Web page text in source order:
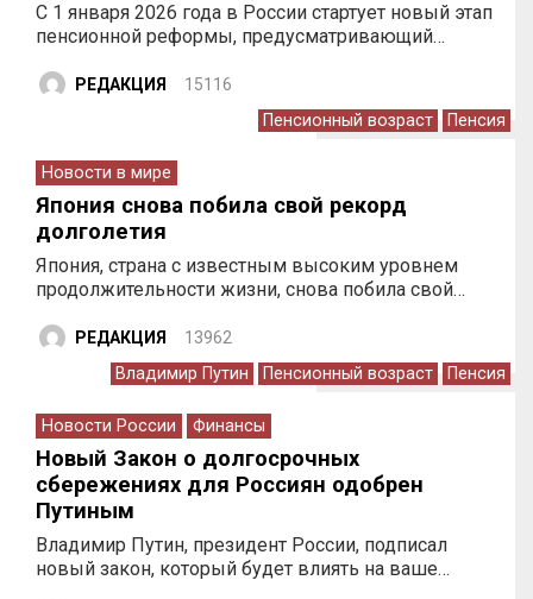
С 1 января 2026 года в России стартует новый этап
пенсионной реформы, предусматривающий…
РЕДАКЦИЯ 15116
Пенсионный возраст Пенсия
Новости в мире
Япония снова побила свой рекорд
долголетия
Япония, страна с известным высоким уровнем
продолжительности жизни, снова побила свой…
РЕДАКЦИЯ 13962
Владимир Путин Пенсионный возраст Пенсия
Новости России Финансы
Новый Закон о долгосрочных
сбережениях для Россиян одобрен
Путиным
Владимир Путин, президент России, подписал
новый закон, который будет влиять на ваше…